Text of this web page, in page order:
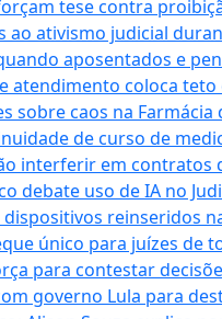
tese contra
ao ativismo judicial
aposentados e
atendimento coloca teto
sobre caos na Farmácia
de curso de
interferir em contratos
debate uso de IA no
reinseridos
único para juízes de
para contestar
governo Lula para